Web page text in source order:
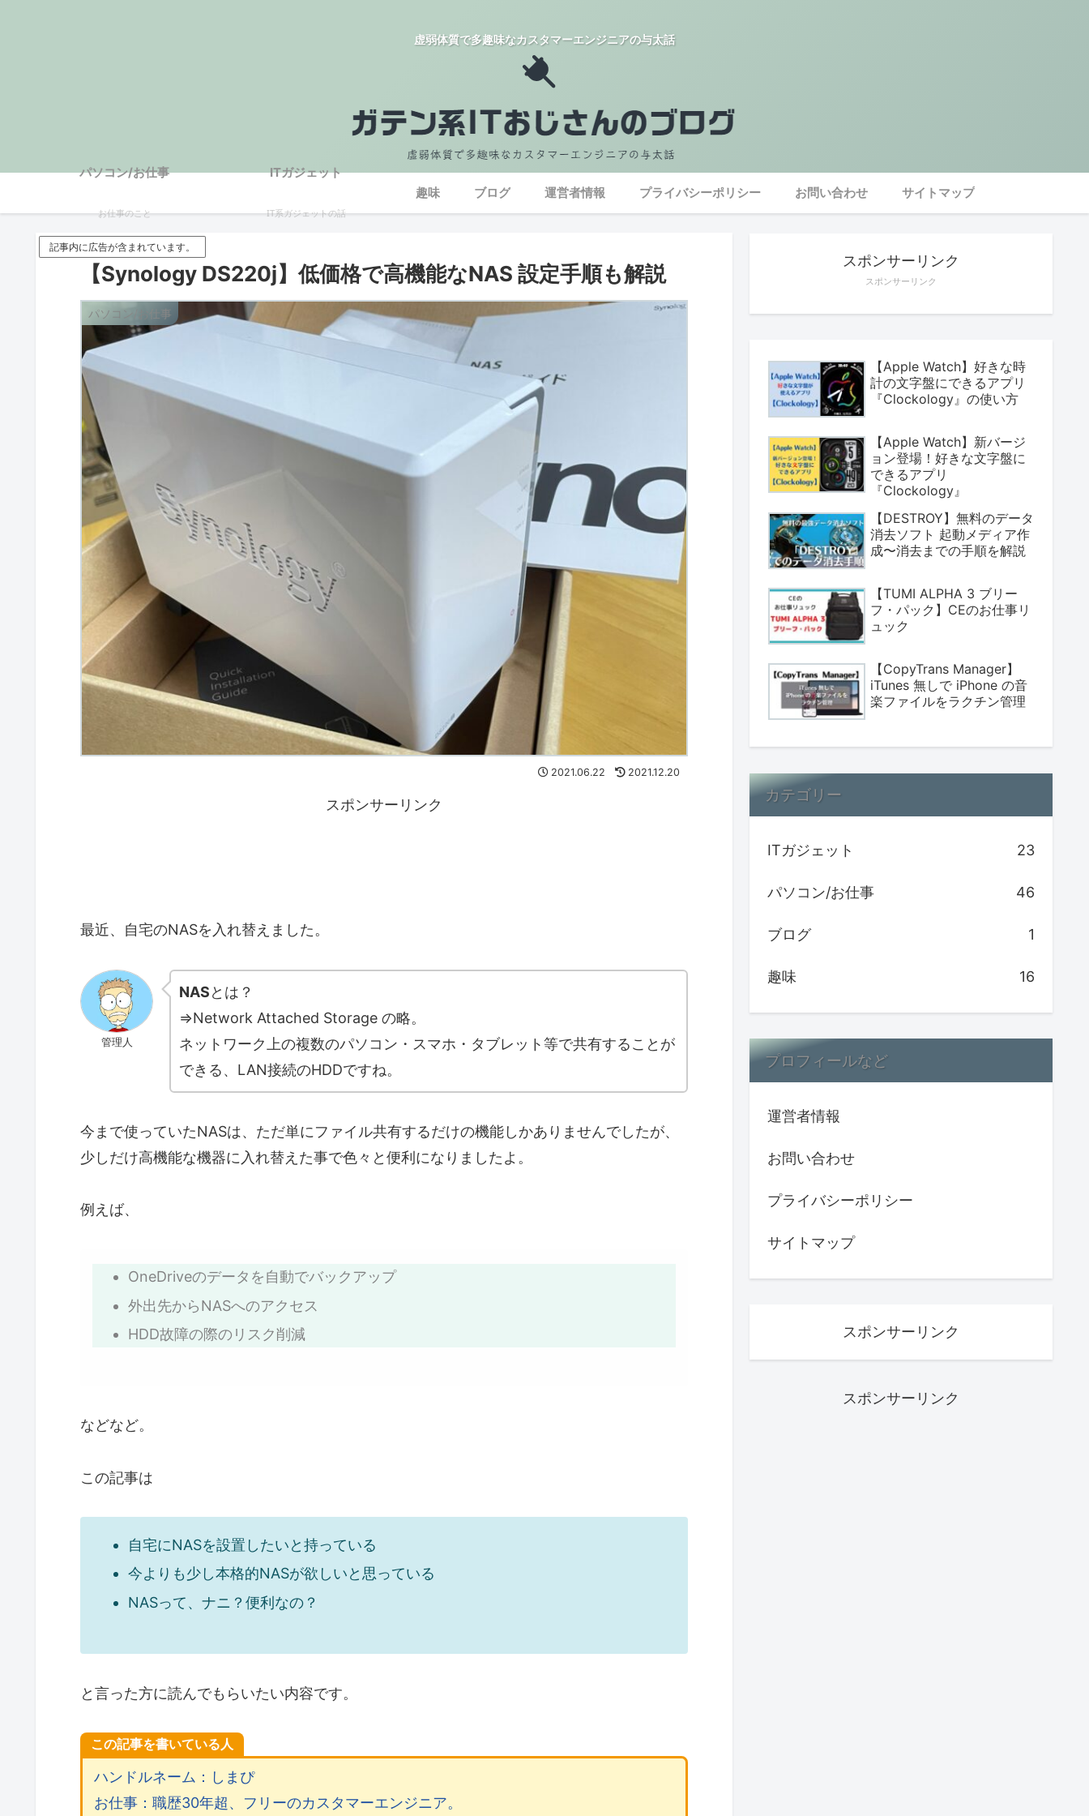
虚弱体質で多趣味なカスタマーエンジニアの与太話
パソコン/お仕事
お仕事のこと
ITガジェット
IT系ガジェットの話
趣味 ブログ 運営者情報 プライバシーポリシー お問い合わせ サイトマップ
記事内に広告が含まれています。
【Synology DS220j】低価格で高機能なNAS 設定手順も解説
パソコン/お仕事
2021.06.22 2021.12.20
スポンサーリンク
最近、自宅のNASを入れ替えました。
管理人
NASとは？
⇒Network Attached Storage の略。
ネットワーク上の複数のパソコン・スマホ・タブレット等で共有することが
できる、LAN接続のHDDですね。
今まで使っていたNASは、ただ単にファイル共有するだけの機能しかありませんでしたが、
少しだけ高機能な機器に入れ替えた事で色々と便利になりましたよ。
例えば、
OneDriveのデータを自動でバックアップ
外出先からNASへのアクセス
HDD故障の際のリスク削減
などなど。
この記事は
自宅にNASを設置したいと持っている
今よりも少し本格的NASが欲しいと思っている
NASって、ナニ？便利なの？
と言った方に読んでもらいたい内容です。
この記事を書いている人
ハンドルネーム：しまぴ
お仕事：職歴30年超、フリーのカスタマーエンジニア。
スポンサーリンク
スポンサーリンク
【Apple Watch】好きな時
計の文字盤にできるアプリ
『Clockology』の使い方
【Apple Watch】新バージ
ョン登場！好きな文字盤に
できるアプリ
『Clockology』
【DESTROY】無料のデータ
消去ソフト 起動メディア作
成〜消去までの手順を解説
【TUMI ALPHA 3 ブリー
フ・パック】CEのお仕事リ
ュック
【CopyTrans Manager】
iTunes 無しで iPhone の音
楽ファイルをラクチン管理
カテゴリー
ITガジェット 23
パソコン/お仕事 46
ブログ 1
趣味 16
プロフィールなど
運営者情報
お問い合わせ
プライバシーポリシー
サイトマップ
スポンサーリンク
スポンサーリンク